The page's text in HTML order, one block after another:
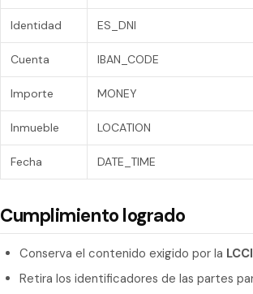
Identidad ES_DNI
Cuenta IBAN_CODE
Importe MONEY
Inmueble LOCATION
Fecha DATE_TIME
Cumplimiento logrado
Conserva el contenido exigido por la
Retira los identificadores de las partes